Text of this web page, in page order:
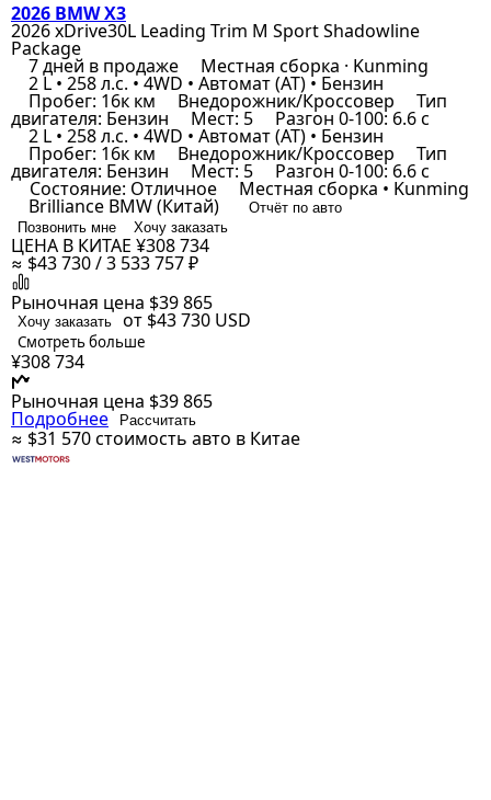
2026 BMW X3
2026 xDrive30L Leading Trim M Sport Shadowline
Package
7 дней в продаже Местная сборка · Kunming
2 L • 258 л.с. • 4WD • Автомат (AT) • Бензин
Пробег: 16к км Внедорожник/Кроссовер Тип
двигателя: Бензин Мест: 5 Разгон 0-100: 6.6 с
2 L • 258 л.с. • 4WD • Автомат (AT) • Бензин
Пробег: 16к км Внедорожник/Кроссовер Тип
двигателя: Бензин Мест: 5 Разгон 0-100: 6.6 с
Состояние: Отличное Местная сборка • Kunming
Brilliance BMW (Китай)
Отчёт по авто
Позвонить мне
Хочу заказать
ЦЕНА В КИТАЕ ¥308 734
≈ $43 730 / 3 533 757 ₽
Рыночная цена $39 865
Хочу заказать от $43 730 USD
Смотреть больше
¥308 734
Рыночная цена $39 865
Подробнее Рассчитать
≈ $31 570стоимость авто в Китае